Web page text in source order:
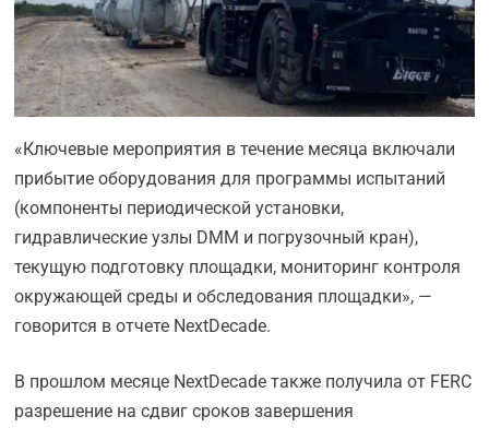
«Ключевые мероприятия в течение месяца включали
прибытие оборудования для программы испытаний
(компоненты периодической установки,
гидравлические узлы DMM и погрузочный кран),
текущую подготовку площадки, мониторинг контроля
окружающей среды и обследования площадки», —
говорится в отчете NextDecade.
В прошлом месяце NextDecade также получила от FERC
разрешение на сдвиг сроков завершения